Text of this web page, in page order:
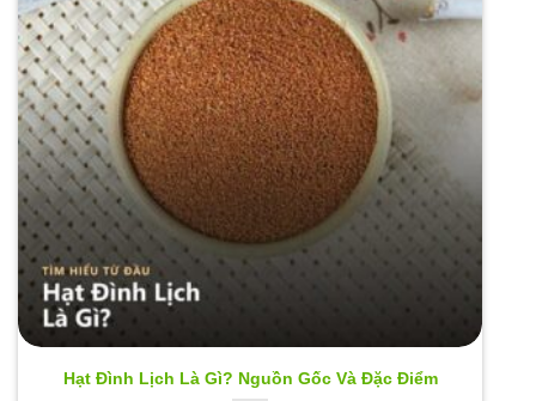
Hạt Đình Lịch Là Gì? Nguồn Gốc Và Đặc Điểm